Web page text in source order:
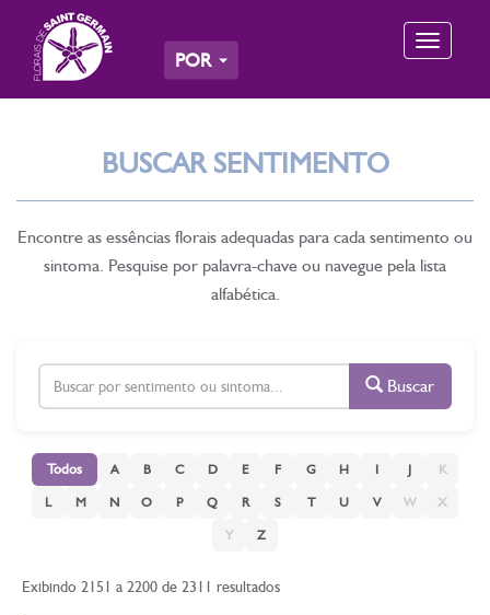
Toggle
POR
BUSCAR SENTIMENTO
Encontre as essências florais adequadas para cada sentimento ou
sintoma. Pesquise por palavra-chave ou navegue pela lista
alfabética.
Buscar
Todos A B C D E F G H I J K
L M N O P Q R S T U V W X
Y Z
Exibindo 2151 a 2200 de 2311 resultados